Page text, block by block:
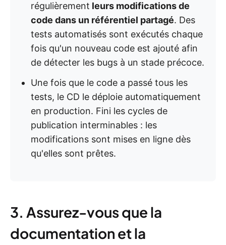
régulièrement leurs modifications de
code dans un référentiel partagé. Des
tests automatisés sont exécutés chaque
fois qu'un nouveau code est ajouté afin
de détecter les bugs à un stade précoce.
Une fois que le code a passé tous les
tests, le CD le déploie automatiquement
en production. Fini les cycles de
publication interminables : les
modifications sont mises en ligne dès
qu'elles sont prêtes.
3. Assurez-vous que la
documentation et la